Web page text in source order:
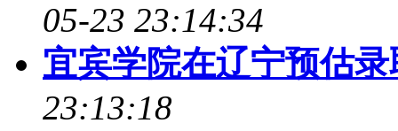
05-23 23:14:34
宜宾学院在辽宁预估
23:13:18